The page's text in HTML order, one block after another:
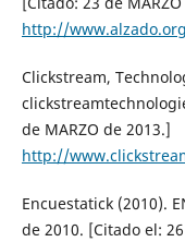
http://
Clickstream,
de MARZO de 2013.]
http://
Encuestatick (2010).
de 2010. [Citado el: